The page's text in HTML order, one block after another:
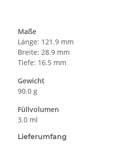
Maße
Länge: 121.9 mm
Breite: 28.9 mm
Tiefe: 16.5 mm
Gewicht
90.0 g
Füllvolumen
3.0 ml
Lieferumfang